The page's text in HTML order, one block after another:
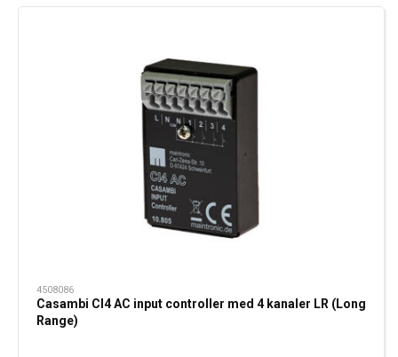
4508086
Casambi CI4 AC input controller med 4 kanaler LR (Long
Range)